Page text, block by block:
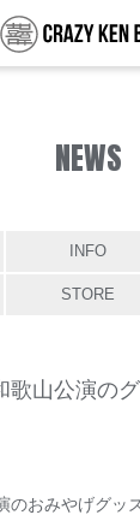
NEWS
INFO
STORE
歌山公演の
のおみやげグッ